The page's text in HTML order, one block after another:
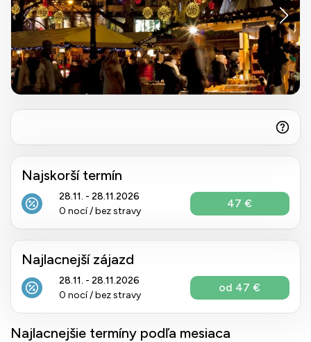
Najskorší termín
28.11. - 28.11.2026
0 nocí / bez stravy
47 €
Najlacnejší zájazd
28.11. - 28.11.2026
0 nocí / bez stravy
od 47 €
Najlacnejšie termíny podľa mesiaca